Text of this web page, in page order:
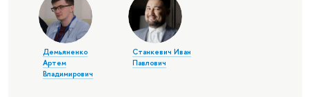
Демьяненко
Артем
Владимирович
Станкевич Иван
Павлович